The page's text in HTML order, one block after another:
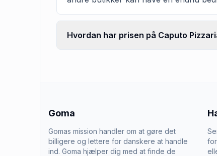
Hvordan har prisen på Caputo
Goma
Gomas mission handler om at gøre det
billigere og lettere for danskere at handle
ind. Goma hjælper dig med at finde de